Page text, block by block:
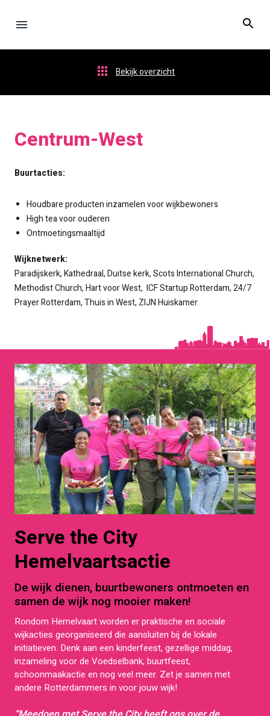
Bekijk overzicht
Centrum-West
Buurtacties:
Houdbare producten inzamelen voor wijkbewoners
High tea voor ouderen
Ontmoetingsmaaltijd
Wijknetwerk:
Paradijskerk, Kathedraal, Duitse kerk, Scots International Church,
Methodist Church, Hart voor West, ICF Startup Rotterdam, 24/7
Prayer Rotterdam, Thuis in West, ZIJN Huiskamer
Serve the City
Hemelvaartsactie
De wijk dienen, buurtbewoners ontmoeten en
samen de wijk nog mooier maken!
Rondom Hemelvaart worden er praktische en sociale
wijkacties georganiseerd die aansluiten bij de lokale
initiatieven. Denk aan een kinderfeest, gezellige middag,
inzameling voor de Voedselbank, buurtfeest,
schoonmaakactie en nog veel meer. Zet je samen met
andere Rotterdammers in voor jouw wijk!